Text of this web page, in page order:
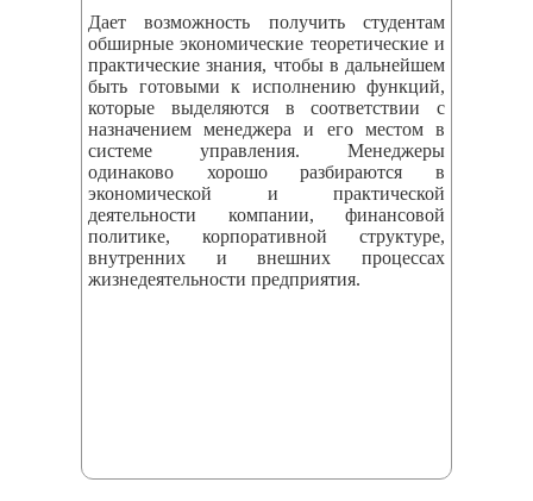
Дает возможность получить студентам
обширные экономические теоретические и
практические знания, чтобы в дальнейшем
быть готовыми к исполнению функций,
которые выделяются в соответствии с
назначением менеджера и его местом в
системе управления. Менеджеры
одинаково хорошо разбираются в
экономической и практической
деятельности компании, финансовой
политике, корпоративной структуре,
внутренних и внешних процессах
жизнедеятельности предприятия.